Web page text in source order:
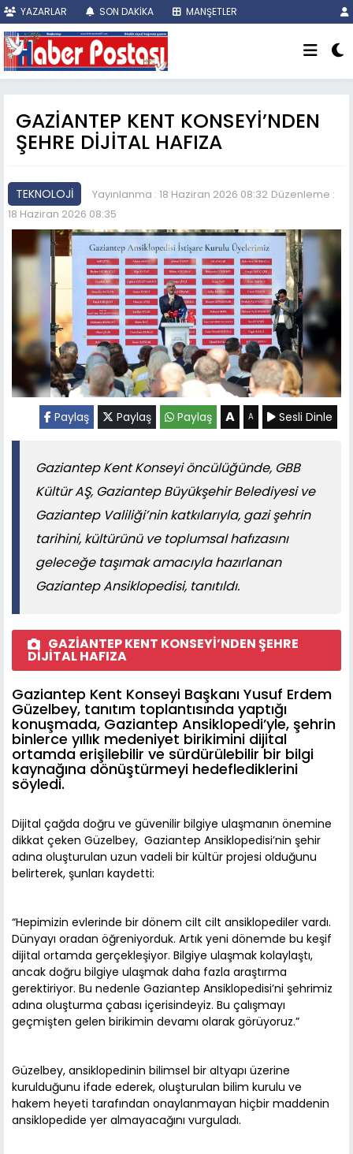
YAZARLAR SON DAKİKA MANŞETLER
GAZİANTEP KENT KONSEYİ’NDEN
ŞEHRE DİJİTAL HAFIZA
TEKNOLOJİ Yayınlanma : 18 Haziran 2026 08:32 Düzenleme :
18 Haziran 2026 08:35
Paylaş Paylaş Paylaş A A Sesli Dinle
Gaziantep Kent Konseyi öncülüğünde, GBB
Kültür AŞ, Gaziantep Büyükşehir Belediyesi ve
Gaziantep Valiliği’nin katkılarıyla, gazi şehrin
tarihini, kültürünü ve toplumsal hafızasını
geleceğe taşımak amacıyla hazırlanan
Gaziantep Ansiklopedisi, tanıtıldı.
GAZİANTEP KENT KONSEYİ’NDEN ŞEHRE
DİJİTAL HAFIZA
Gaziantep Kent Konseyi Başkanı Yusuf Erdem
Güzelbey, tanıtım toplantısında yaptığı
konuşmada, Gaziantep Ansiklopedi’yle, şehrin
binlerce yıllık medeniyet birikimini dijital
ortamda erişilebilir ve sürdürülebilir bir bilgi
kaynağına dönüştürmeyi hedeflediklerini
söyledi.
Dijital çağda doğru ve güvenilir bilgiye ulaşmanın önemine
dikkat çeken Güzelbey, Gaziantep Ansiklopedisi’nin şehir
adına oluşturulan uzun vadeli bir kültür projesi olduğunu
belirterek, şunları kaydetti:
“Hepimizin evlerinde bir dönem cilt cilt ansiklopediler vardı.
Dünyayı oradan öğreniyorduk. Artık yeni dönemde bu keşif
dijital ortamda gerçekleşiyor. Bilgiye ulaşmak kolaylaştı,
ancak doğru bilgiye ulaşmak daha fazla araştırma
gerektiriyor. Bu nedenle Gaziantep Ansiklopedisi’ni şehrimiz
adına oluşturma çabası içerisindeyiz. Bu çalışmayı
geçmişten gelen birikimin devamı olarak görüyoruz.”
Güzelbey, ansiklopedinin bilimsel bir altyapı üzerine
kurulduğunu ifade ederek, oluşturulan bilim kurulu ve
hakem heyeti tarafından onaylanmayan hiçbir maddenin
ansiklopedide yer almayacağını vurguladı.